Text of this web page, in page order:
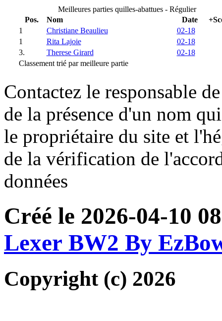
Meilleures parties quilles-abattues - Régulier
Pos.
Nom Date
1
Christiane Beaulieu
02-18
1
Rita Lajoie
02-18
3.
Therese Girard
02-18
Classement trié par meilleure partie
Contactez le responsable
de la présence d'un nom
le propriétaire du site et
de la vérification de
données
Créé le 2026-04-10
Lexer BW2 By
Copyright (c) 2026